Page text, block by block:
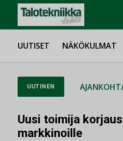
UUTISET NÄKÖKULMAT
UUTINEN
Uusi toimija
markkinoille